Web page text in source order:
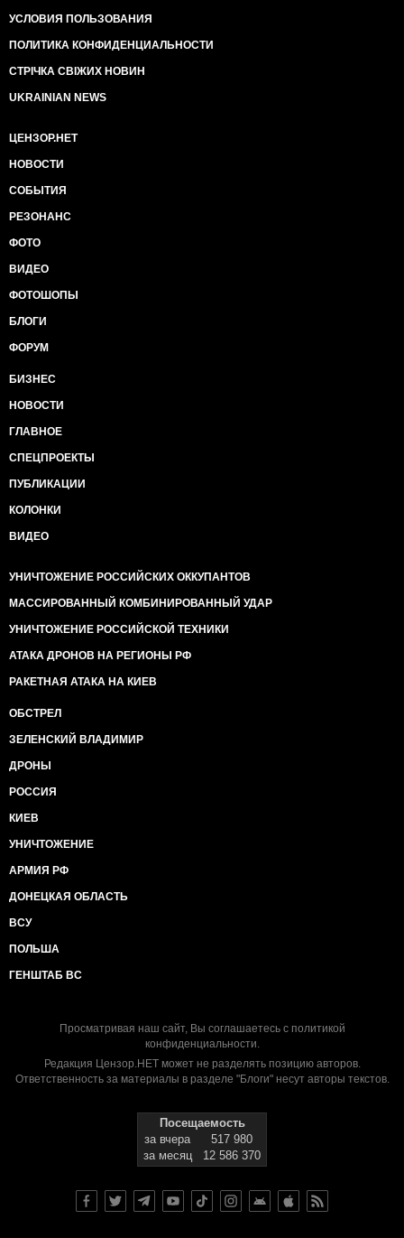
УСЛОВИЯ ПОЛЬЗОВАНИЯ
ПОЛИТИКА КОНФИДЕНЦИАЛЬНОСТИ
СТРІЧКА СВІЖИХ НОВИН
UKRAINIAN NEWS
ЦЕНЗОР.НЕТ
НОВОСТИ
СОБЫТИЯ
РЕЗОНАНС
ФОТО
ВИДЕО
ФОТОШОПЫ
БЛОГИ
ФОРУМ
БИЗНЕС
НОВОСТИ
ГЛАВНОЕ
СПЕЦПРОЕКТЫ
ПУБЛИКАЦИИ
КОЛОНКИ
ВИДЕО
УНИЧТОЖЕНИЕ РОССИЙСКИХ ОККУПАНТОВ
МАССИРОВАННЫЙ КОМБИНИРОВАННЫЙ УДАР
УНИЧТОЖЕНИЕ РОССИЙСКОЙ ТЕХНИКИ
АТАКА ДРОНОВ НА РЕГИОНЫ РФ
РАКЕТНАЯ АТАКА НА КИЕВ
ОБСТРЕЛ
ЗЕЛЕНСКИЙ ВЛАДИМИР
ДРОНЫ
РОССИЯ
КИЕВ
УНИЧТОЖЕНИЕ
АРМИЯ РФ
ДОНЕЦКАЯ ОБЛАСТЬ
ВСУ
ПОЛЬША
ГЕНШТАБ ВС
Просматривая наш сайт, Вы соглашаетесь с политикой
конфиденциальности.
Редакция Цензор.НЕТ может не разделять позицию авторов.
Ответственность за материалы в разделе "Блоги" несут авторы текстов.
Посещаемость
за вчера
517 980
за месяц
12 586 370